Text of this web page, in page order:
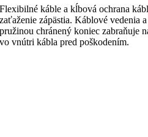
Flexibilné káble a kĺbová ochrana
zaťaženie zápästia. Káblové vedenia
pružinou chránený koniec zabraňuje
vo vnútri kábla pred poškodením.